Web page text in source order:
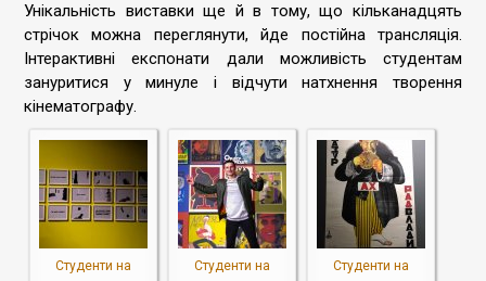
Унікальність виставки ще й в тому, що кільканадцять
стрічок можна переглянути, йде постійна трансляція.
Інтерактивні експонати дали можливість студентам
зануритися у минуле і відчути натхнення творення
кінематографу.
Студенти на
Студенти на
Студенти на